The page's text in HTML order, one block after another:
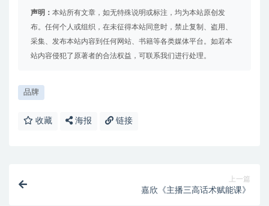
声明： 本站所有文章，如无特殊说明或标注，均为本站原创发
布。任何个人或组织，在未征得本站同意时，禁止复制、盗用、
采集、发布本站内容到任何网站、书籍等各类媒体平台。如若本
站内容侵犯了原著者的合法权益，可联系我们进行处理。
品牌
收藏 海报 链接
上一篇
嘉欣《主播三高话术赋能课》